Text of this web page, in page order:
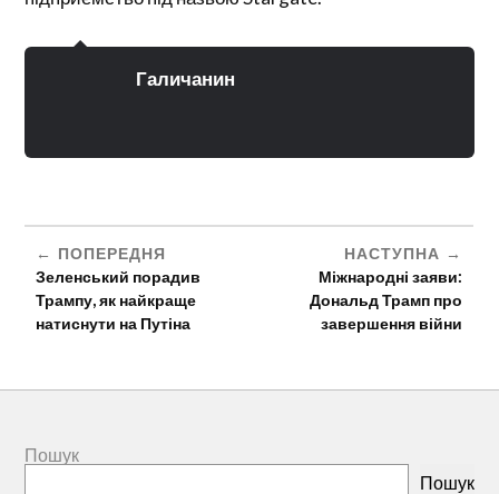
Галичанин
ПОПЕРЕДНЯ
Зеленський порадив
Трампу, як найкраще
натиснути на Путіна
НАСТУПНА
Міжнародні заяви:
Дональд Трамп про
завершення війни
Пошук
Пошук